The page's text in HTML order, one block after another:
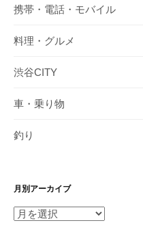
携帯・電話・モバイル
料理・グルメ
渋谷CITY
車・乗り物
釣り
月別アーカイブ
月